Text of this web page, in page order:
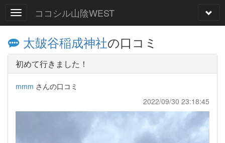
ココシル山陰WEST
太皷谷稲成神社の口コミ
初めて行きました！
mmm さんの口コミ
2022/09/30 23:18:45